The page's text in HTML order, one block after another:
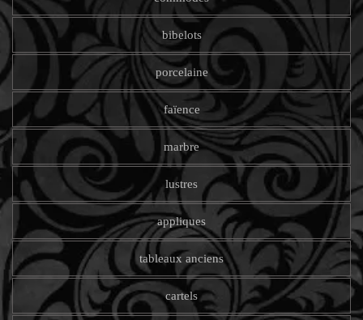
bibelots
porcelaine
faïence
marbre
lustres
appliques
tableaux anciens
cartels